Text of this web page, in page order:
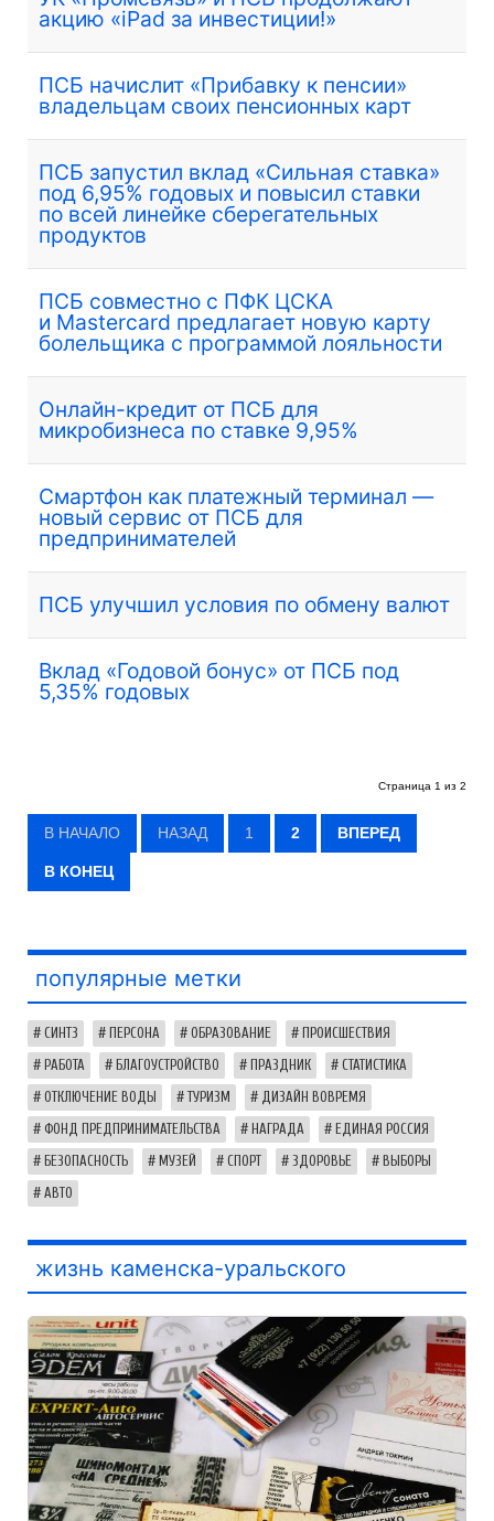
акцию «iPad за инвестиции!»
ПСБ начислит «Прибавку к пенсии»
владельцам своих пенсионных карт
ПСБ запустил вклад «Сильная ставка»
под 6,95% годовых и повысил ставки
по всей линейке сберегательных
продуктов
ПСБ совместно с ПФК ЦСКА
и Mastercard предлагает новую карту
болельщика с программой лояльности
Онлайн-кредит от ПСБ для
микробизнеса по ставке 9,95%
Смартфон как платежный терминал —
новый сервис от ПСБ для
предпринимателей
ПСБ улучшил условия по обмену валют
Вклад «Годовой бонус» от ПСБ под
5,35% годовых
Страница 1 из 2
В НАЧАЛО НАЗАД 1 2 ВПЕРЕД
В КОНЕЦ
популярные метки
СИНТЗ ПЕРСОНА ОБРАЗОВАНИЕ ПРОИСШЕСТВИЯ
РАБОТА БЛАГОУСТРОЙСТВО ПРАЗДНИК СТАТИСТИКА
ОТКЛЮЧЕНИЕ ВОДЫ ТУРИЗМ ДИЗАЙН ВОВРЕМЯ
ФОНД ПРЕДПРИНИМАТЕЛЬСТВА НАГРАДА ЕДИНАЯ РОССИЯ
БЕЗОПАСНОСТЬ МУЗЕЙ СПОРТ ЗДОРОВЬЕ ВЫБОРЫ
АВТО
жизнь каменска-уральского